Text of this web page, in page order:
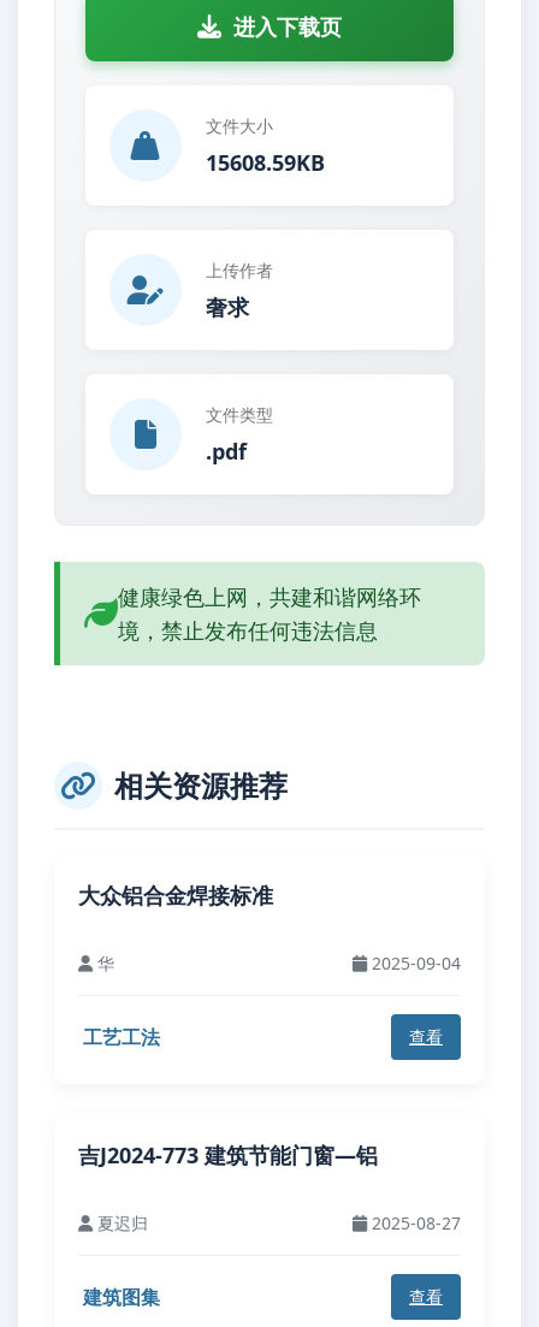
进入下载页
文件大小
15608.59KB
上传作者
奢求
文件类型
.pdf
健康绿色上网，共建和谐网络环
境，禁止发布任何违法信息
相关资源推荐
大众铝合金焊接标准
华 2025-09-04
工艺工法 查看
吉J2024-773 建筑节能门窗—铝
夏迟归 2025-08-27
建筑图集 查看